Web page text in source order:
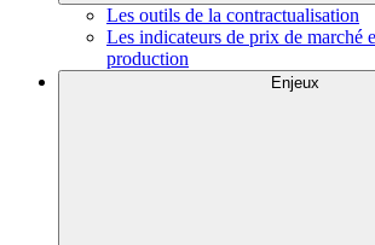
Les outils de la contractualisation
Les indicateurs de prix de marché
production
Enjeux